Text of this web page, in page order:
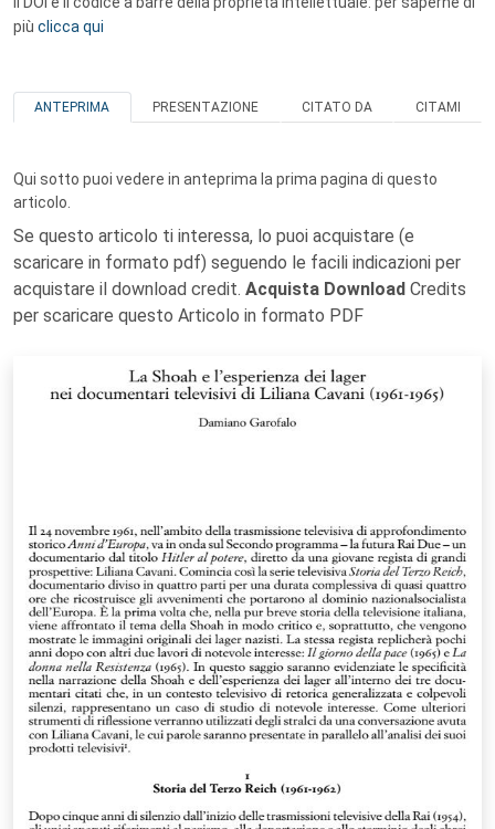
più clicca qui
ANTEPRIMA PRESENTAZIONE CITATO DA CITAMI
Qui sotto puoi vedere in anteprima la prima pagina di questo
articolo.
Se questo articolo ti interessa, lo puoi acquistare (e
scaricare in formato pdf) seguendo le facili indicazioni per
acquistare il download credit. Acquista Download Credits
per scaricare questo Articolo in formato PDF